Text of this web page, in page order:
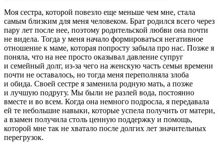
Моя сестра, которой повезло еще меньше чем мне, стала
самым близким для меня человеком. Брат родился всего через
пару лет после нее, поэтому родительской любви она почти
не видела. Тогда у меня начало формироваться негативное
отношение к маме, которая попросту забыла про нас. Позже я
поняла, что на нее просто оказывал давление супруг
и семейный долг, из-за чего на женскую часть семьи времени
почти не оставалось, но тогда меня переполняла злоба
и обида. Своей сестре я заменила родную мать, а позже
и лучшую подругу. Мы были не разлей вода, постоянно
вместе и во всем. Когда она немного подросла, я передавала
ей те небольшие навыки, которые успела получить от матери,
а взамен получила столь ценную поддержку и помощь,
которой мне так не хватало после долгих лет значительных
перегрузок.